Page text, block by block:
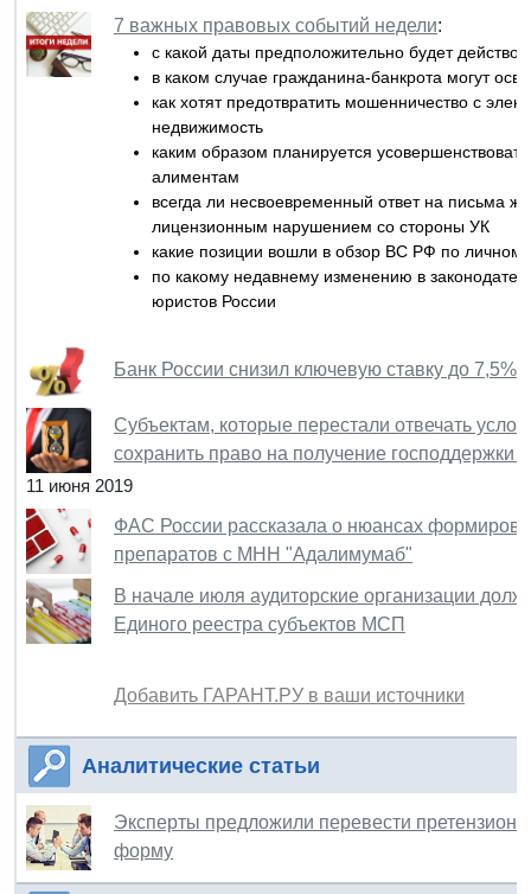
7 важных правовых событий недели:
с какой даты предположительно будет
в каком случае гражданина-банкрота могут
как хотят предотвратить мошенничество с
недвижимость
каким образом планируется
алиментам
всегда ли несвоевременный ответ на письма
лицензионным нарушением со стороны УК
какие позиции вошли в обзор ВС РФ по
по какому недавнему изменению в
юристов России
Банк России снизил ключевую ставку до 7,5%
Субъектам, которые перестали отвечать
сохранить право на получение господдержки
11 июня 2019
ФАС России рассказала о нюансах
препаратов с МНН "Адалимумаб"
В начале июля аудиторские организации
Единого реестра субъектов МСП
Добавить ГАРАНТ.РУ в ваши источники
Аналитические статьи
Эксперты предложили перевести
форму